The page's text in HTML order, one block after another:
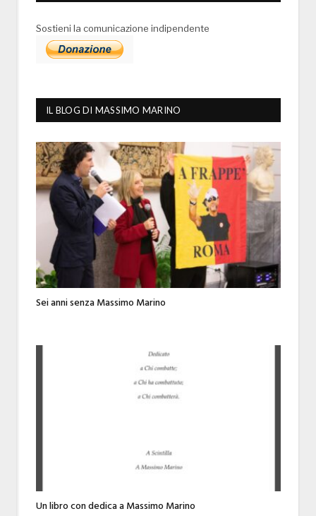
Sostieni la comunicazione indipendente
IL BLOG DI MASSIMO MARINO
Sei anni senza Massimo Marino
Un libro con dedica a Massimo Marino